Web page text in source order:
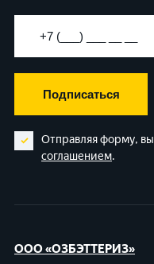
Подписаться
Отправляя форму, вы
соглашением.
ООО «ОЗБЭТТЕРИЗ»